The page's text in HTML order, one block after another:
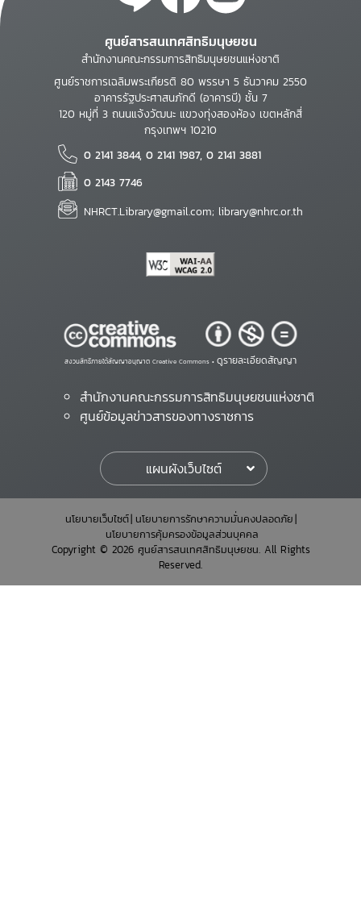
ศูนย์สารสนเทศสิทธิมนุษยชน
สำนักงานคณะกรรมการสิทธิมนุษยชนแห่งชาติ
ศูนย์ราชการเฉลิมพระเกียรติ 80 พรรษา 5 ธันวาคม 2550
อาคารรัฐประศาสนภักดี (อาคารบี) ชั้น 7
120 หมู่ที่ 3 ถนนแจ้งวัฒนะ แขวงทุ่งสองห้อง เขตหลักสี่
กรุงเทพฯ 10210
0 2141 3844, 0 2141 1987, 0 2141 3881
0 2143 7746
NHRCT.Library@gmail.com; library@nhrc.or.th
สงวนสิทธิ์ภายใต้สัญญาอนุญาต Creative Commons • ดูรายละเอียดสัญญา
สำนักงานคณะกรรมการสิทธิมนุษยชนแห่งชาติ
ศูนย์ข้อมูลข่าวสารของทางราชการ
แผนผังเว็บไซต์
นโยบายเว็บไซต์ นโยบายการรักษาความมั่นคงปลอดภัย
นโยบายการคุ้มครองข้อมูลส่วนบุคคล
Copyright © 2026 ศูนย์สารสนเทศสิทธิมนุษยชน. All Rights
Reserved.